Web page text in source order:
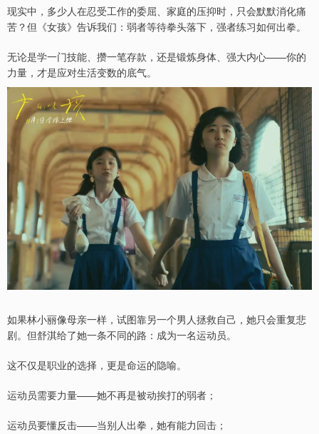
现实中，多少人在忍受工作的委屈、家庭的压抑时，只会默默消化痛
苦？但《女孩》告诉我们：弱者等待拳头落下，强者练习如何出拳。
无论是学一门技能、攒一笔存款，还是锻炼身体、强大内心——你的
力量，才是应对生活变数的底气。
如果林小丽像母亲一样，试图靠另一个男人拯救自己，她只会重复悲
剧。但舒淇给了她一条不同的路：成为一名运动员。
这不仅是职业的选择，更是命运的隐喻。
运动员需要力量——她不再是被动挨打的弱者；
运动员要懂反击——当别人出拳，她有能力回击；